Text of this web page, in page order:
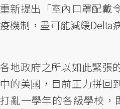
重新提出「室內口罩配戴
疫機制，盡可能減緩Delta
各地政府之所以如此緊張
中的美國，目前正力拼回
打亂一學年的各級學校，